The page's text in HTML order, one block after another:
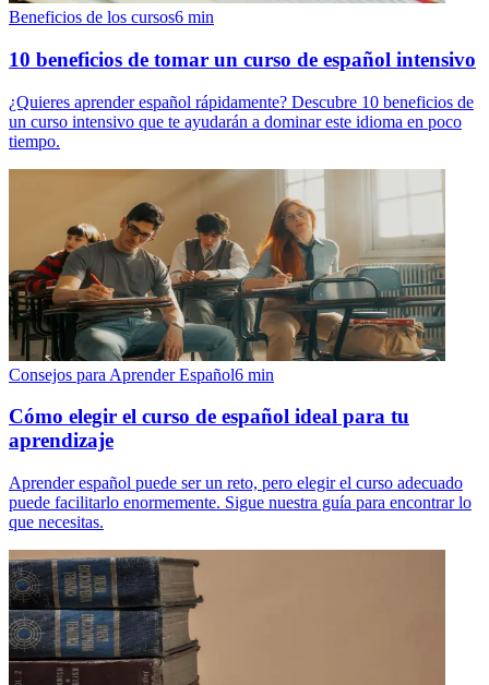
Beneficios de los cursos6 min
10 beneficios de tomar un curso de español intensivo
¿Quieres aprender español rápidamente? Descubre 10 beneficios de
un curso intensivo que te ayudarán a dominar este idioma en poco
tiempo.
Consejos para Aprender Español6 min
Cómo elegir el curso de español ideal para tu
aprendizaje
Aprender español puede ser un reto, pero elegir el curso adecuado
puede facilitarlo enormemente. Sigue nuestra guía para encontrar lo
que necesitas.